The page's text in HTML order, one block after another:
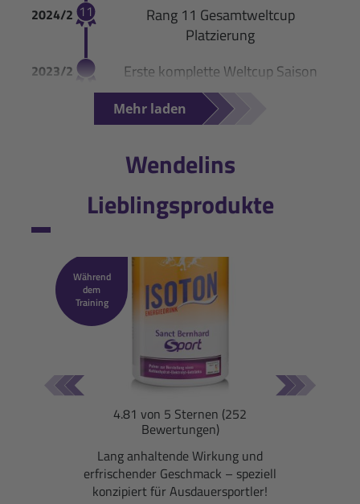
2024/2511
Rang 11 Gesamtweltcup
Platzierung
2023/24 Erste komplette Weltcup Saison
7. Platz bei der Junioren WM in
Lahti
Mehr laden
Wendelins
Lieblingsprodukte
Während
dem
Training Isoton Energiedrink
Pfirsich-Maracuja: 900-g-Dose
4.81 von 5 Sternen (252
Bewertungen)
Lang anhaltende Wirkung und
erfrischender Geschmack – speziell
konzipiert für Ausdauersportler!